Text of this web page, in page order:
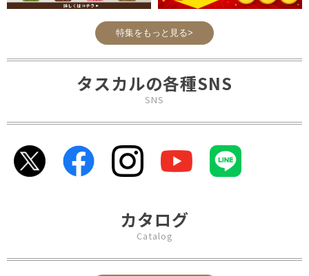
特集をもっと見る>
タスカルの各種SNS
SNS
カタログ
Catalog